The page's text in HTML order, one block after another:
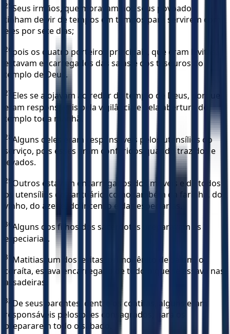
25 Seus irmãos, que moravam nos seus povoados,
tinham de vir de tempos em tempos para servirem com
eles por sete dias;
26 pois os quatro porteiros principais, que eram levitas,
estavam encarregados das salas e dos tesouros do
templo de Deus.
27 Eles se alojavam ao redor do templo de Deus, porque
eram responsáveis pela vigilância e pela abertura do
templo toda manhã.
28 Alguns deles eram responsáveis pelos utensílios do
serviço, pois esses eram conferidos quando trazidos e
levados.
29 Outros estavam encarregados dos móveis e de todos
os utensílios do santuário, como também da farinha, do
vinho, do azeite, do incenso e das especiarias.
30 Alguns dos filhos dos sacerdotes preparavam as
especiarias.
31
Matitias, um dos levitas, primogênito de Salum, o
coraíta, estava encarregado de tudo o que se assava nas
assadeiras.
32 De seus parentes, dentre os coatitas, alguns eram
responsáveis pelos pães consagrados, para os
prepararem todo o sábado.